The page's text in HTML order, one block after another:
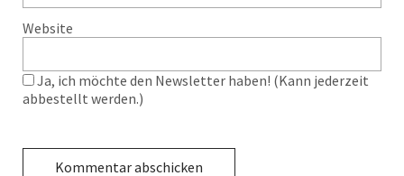
Website
Ja, ich möchte den Newsletter haben! (Kann jederzeit
abbestellt werden.)